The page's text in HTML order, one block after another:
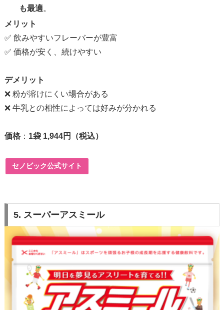
も最適。
メリット
✅ 飲みやすいフレーバーが豊富
✅ 価格が安く、続けやすい
デメリット
❌ 粉が溶けにくい場合がある
❌ 牛乳との相性によっては好みが分かれる
価格 ： 1袋 1,944円（税込）
セノビック公式サイト
5. スーパーアスミール